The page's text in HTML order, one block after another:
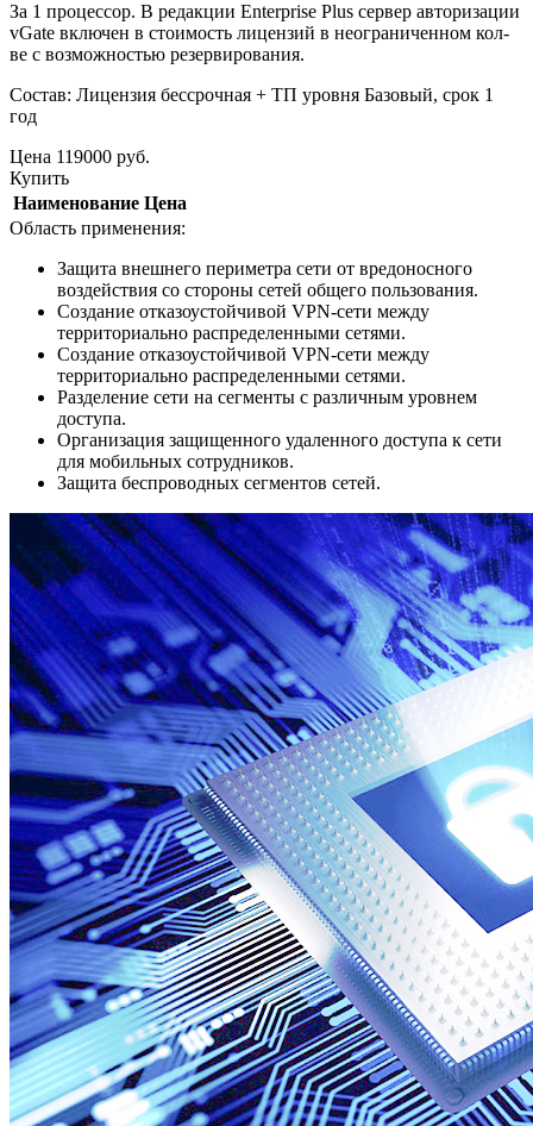
За 1 процессор. В редакции Enterprise Plus сервер авторизации
vGate включен в стоимость лицензий в неограниченном кол-
ве с возможностью резервирования.
Состав: Лицензия бессрочная + ТП уровня Базовый, срок 1
год
Цена 119000 руб.
Купить
Наименование Цена
Область применения:
Защита внешнего периметра сети от вредоносного
воздействия со стороны сетей общего пользования.
Создание отказоустойчивой VPN-сети между
территориально распределенными сетями.
Создание отказоустойчивой VPN-сети между
территориально распределенными сетями.
Разделение сети на сегменты с различным уровнем
доступа.
Организация защищенного удаленного доступа к сети
для мобильных сотрудников.
Защита беспроводных сегментов сетей.